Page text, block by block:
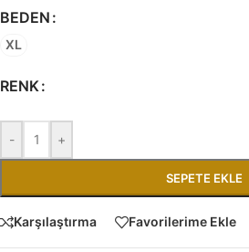
BEDEN
XL
RENK
- +
SEPETE EKLE
Karşılaştırma Favorilerime Ekle